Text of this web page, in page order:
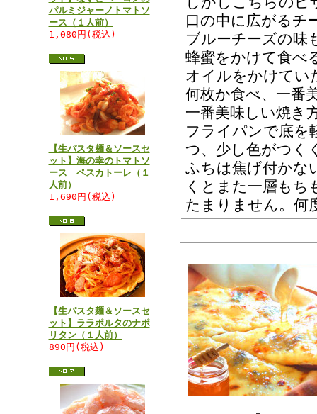
パルミジャーノトマトソ
ース（１人前）
1,080円(税込)
【生パスタ麺＆ソースセ
ット】海の幸のトマトソ
ース ペスカトーレ（１
人前）
1,690円(税込)
【生パスタ麺＆ソースセ
ット】ララポルタのナポ
リタン（１人前）
890円(税込)
口の中に広がるチ
ブルーチーズの味
蜂蜜をかけて食べ
オイルをかけてい
何枚か食べ、一番
一番美味しい焼き
フライパンで底を
つ、少し色がつく
ふちは焦げ付かな
くとまた一層もち
たまりません。何